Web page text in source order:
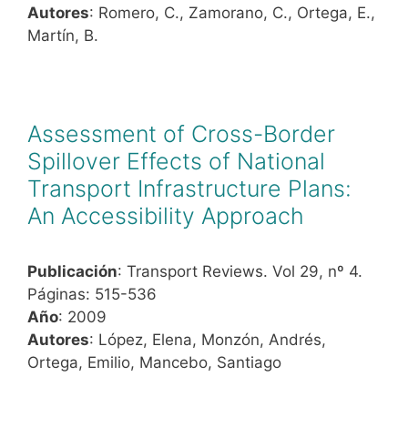
Autores: Romero, C., Zamorano, C., Ortega, E.,
Martín, B.
Assessment of Cross-Border
Spillover Effects of National
Transport Infrastructure Plans:
An Accessibility Approach
Publicación: Transport Reviews. Vol 29, nº 4.
Páginas: 515-536
Año: 2009
Autores: López, Elena, Monzón, Andrés,
Ortega, Emilio, Mancebo, Santiago